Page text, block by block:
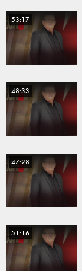
53:17
48:33
47:28
51:16